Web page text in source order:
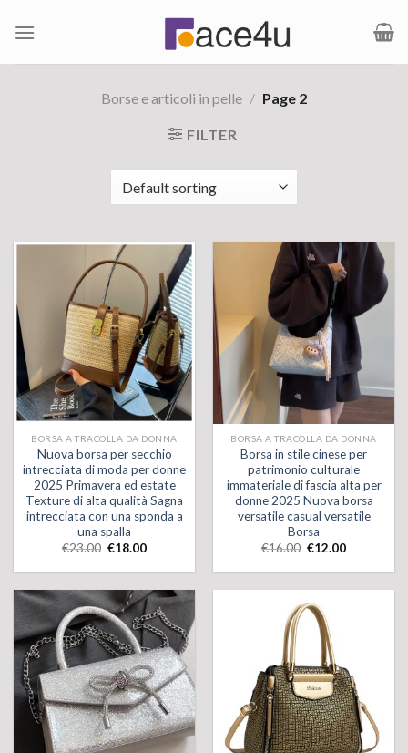
Borse e articoli in pelle / Page 2
FILTER
BORSA A TRACOLLA DA DONNA
Nuova borsa per secchio
intrecciata di moda per donne
2025 Primavera ed estate
Texture di alta qualità Sagna
intrecciata con una sponda a
una spalla
€23.00 €18.00
BORSA A TRACOLLA DA DONNA
Borsa in stile cinese per
patrimonio culturale
immateriale di fascia alta per
donne 2025 Nuova borsa
versatile casual versatile
Borsa
€16.00 €12.00